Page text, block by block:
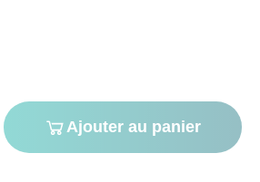
Ajouter au panier